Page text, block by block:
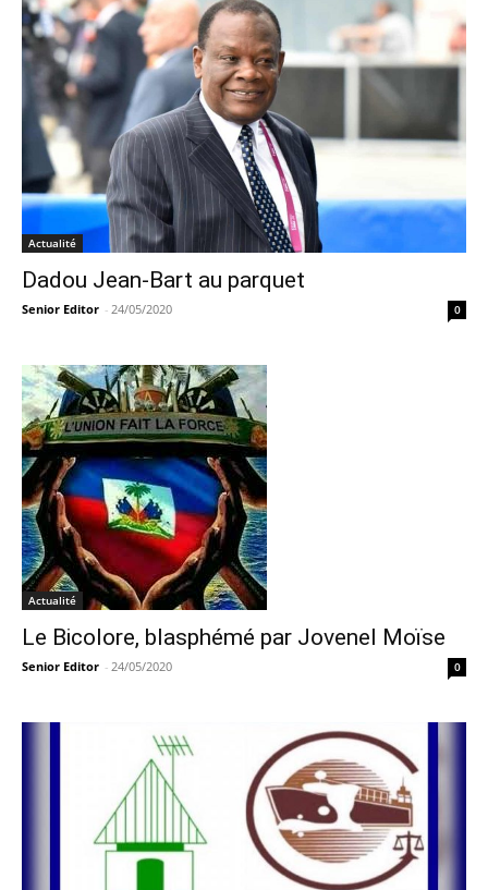
Actualité
Dadou Jean-Bart au parquet
Senior Editor - 24/05/2020 0
Actualité
Le Bicolore, blasphémé par Jovenel Moïse
Senior Editor - 24/05/2020 0